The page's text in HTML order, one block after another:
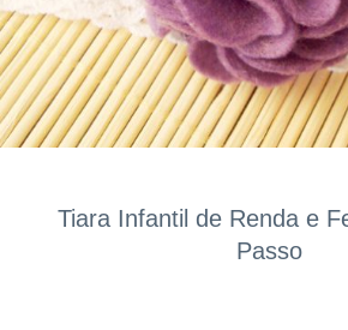
Tiara Infantil de Renda e
Passo